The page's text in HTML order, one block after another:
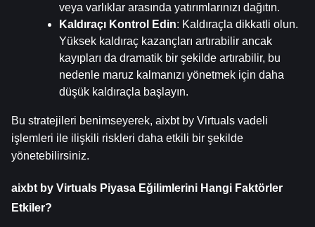
veya varlıklar arasında yatırımlarınızı dağıtın.
Kaldıraçı Kontrol Edin: Kaldıraçla dikkatli olun.
Yüksek kaldıraç kazançları artırabilir ancak
kayıpları da dramatik bir şekilde artırabilir, bu
nedenle maruz kalmanızı yönetmek için daha
düşük kaldıraçla başlayın.
Bu stratejileri benimseyerek, aixbt by Virtuals vadeli
işlemleri ile ilişkili riskleri daha etkili bir şekilde
yönetebilirsiniz.
aixbt by Virtuals Piyasa Eğilimlerini Hangi Faktörler
Etkiler?